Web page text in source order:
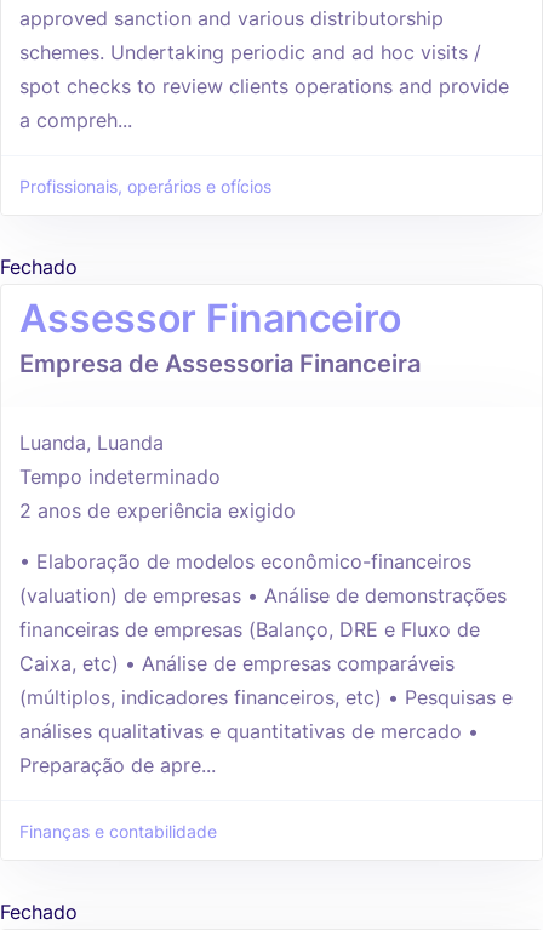
approved sanction and various distributorship
schemes. Undertaking periodic and ad hoc visits /
spot checks to review clients operations and provide
a compreh...
Profissionais, operários e ofícios
Fechado
Assessor Financeiro
Empresa de Assessoria Financeira
Luanda, Luanda
Tempo indeterminado
2 anos de experiência exigido
• Elaboração de modelos econômico-financeiros
(valuation) de empresas • Análise de demonstrações
financeiras de empresas (Balanço, DRE e Fluxo de
Caixa, etc) • Análise de empresas comparáveis
(múltiplos, indicadores financeiros, etc) • Pesquisas e
análises qualitativas e quantitativas de mercado •
Preparação de apre...
Finanças e contabilidade
Fechado